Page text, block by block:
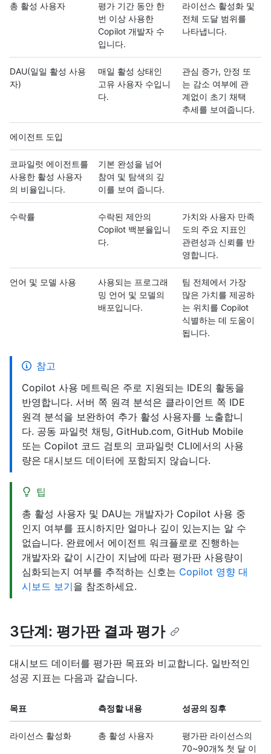
총 활성 사용자
평가 기간 동안 한
번 이상 사용한
Copilot 개발자 수
입니다.
라이선스 활성화 및
전체 도달 범위를
나타냅니다.
DAU(일일 활성 사용
자)
매일 활성 상태인
고유 사용자 수입니
다.
관심 증가, 안정 또
는 감소 여부에 관
계없이 초기 채택
추세를 보여줍니다.
에이전트 도입
코파일럿 에이전트를
사용한 활성 사용자
의 비율입니다.
기본 완성을 넘어
참여 및 탐색의 깊
이를 보여 줍니다.
수락률
수락된 제안의
Copilot 백분율입니
다.
가치와 사용자 만족
도의 주요 지표인
관련성과 신뢰를 반
영합니다.
언어 및 모델 사용
사용되는 프로그래
밍 언어 및 모델의
배포입니다.
팀 전체에서 가장
많은 가치를 제공하
는 위치를 Copilot
식별하는 데 도움이
됩니다.
참고
Copilot 사용 메트릭은 주로 지원되는 IDE의 활동을
반영합니다. 서버 쪽 원격 분석은 클라이언트 쪽 IDE
원격 분석을 보완하여 추가 활성 사용자를 노출합니
다. 공동 파일럿 채팅, GitHub.com, GitHub Mobile
또는 Copilot 코드 검토의 코파일럿 CLI에서의 사용
량은 대시보드 데이터에 포함되지 않습니다.
팁
총 활성 사용자 및 DAU는 개발자가 Copilot 사용 중
인지 여부를 표시하지만 얼마나 깊이 있는지는 알 수
없습니다. 완료에서 에이전트 워크플로로 진행하는
개발자와 같이 시간이 지남에 따라 평가판 사용량이
심화되는지 여부를 추적하는 신호는 Copilot 영향 대
시보드 보기을 참조하세요.
3단계: 평가판 결과 평가
대시보드 데이터를 평가판 목표와 비교합니다. 일반적인
성공 지표는 다음과 같습니다.
목표 측정할 내용 성공의 징후
라이선스 활성화 총 활성 사용자
평가판 라이선스의
70~90개% 첫 달 이